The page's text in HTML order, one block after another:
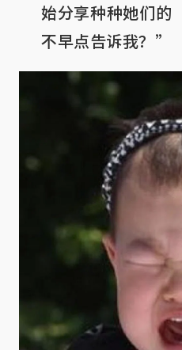
始分享种种她们
不早点告诉我？”